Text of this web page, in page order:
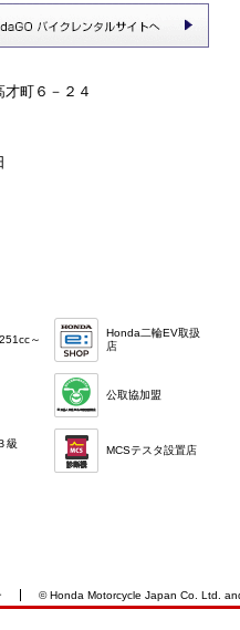
町６－２４
～
Honda二輪EV取扱
店
公取協加盟
級
MCSテスタ設置店
© Honda Motorcycle Japan Co. Ltd.